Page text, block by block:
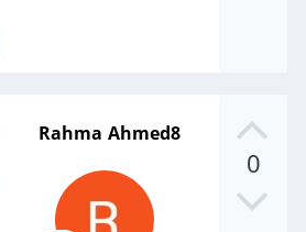
0
Rahma Ahmed8